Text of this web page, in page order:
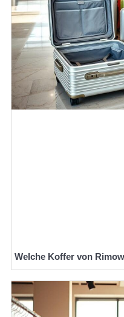
Welche Koffer von